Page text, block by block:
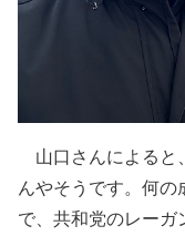
山口さんによると
んやそうです。何
で、共和党のレー